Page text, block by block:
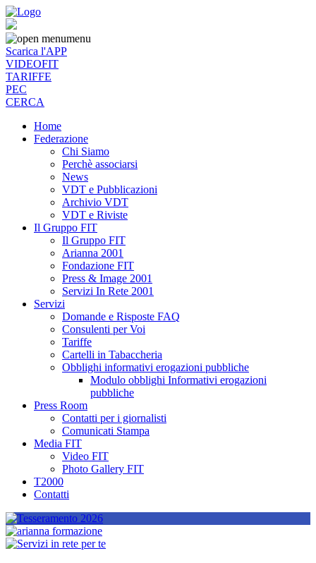
menu
Scarica l'APP
VIDEOFIT
TARIFFE
PEC
CERCA
Home
Federazione
Chi Siamo
Perchè associarsi
News
VDT e Pubblicazioni
Archivio VDT
VDT e Riviste
Il Gruppo FIT
Il Gruppo FIT
Arianna 2001
Fondazione FIT
Press & Image 2001
Servizi In Rete 2001
Servizi
Domande e Risposte FAQ
Consulenti per Voi
Tariffe
Cartelli in Tabaccheria
Obblighi informativi erogazioni pubbliche
Modulo obblighi Informativi erogazioni
pubbliche
Press Room
Contatti per i giornalisti
Comunicati Stampa
Media FIT
Video FIT
Photo Gallery FIT
T2000
Contatti